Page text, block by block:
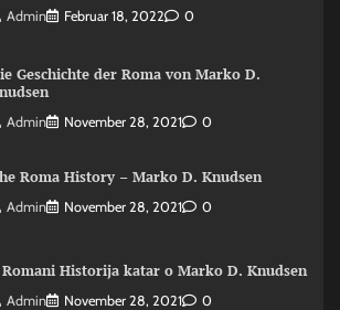
Admin Februar 18, 2022 0
Geschichte der Roma von Marko D.
Admin November 28, 2021 0
Roma History – Marko D. Knudsen
Admin November 28, 2021 0
Romani Historija katar o Marko D. Knudsen
Admin November 28, 2021 0